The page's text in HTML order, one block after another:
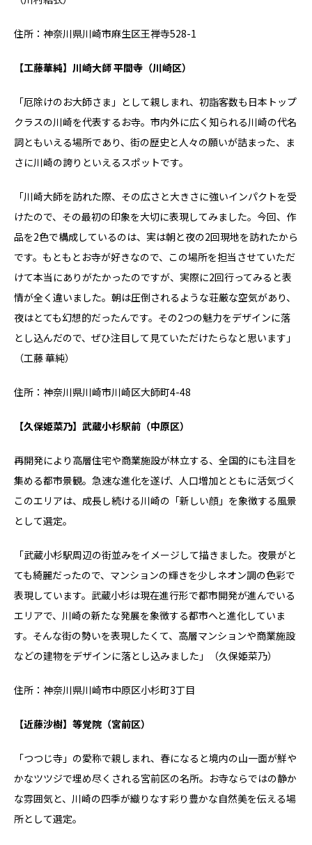
住所：神奈川県川崎市麻生区王禅寺528-1
【工藤華純】川崎大師 平間寺（川崎区）
「厄除けのお大師さま」として親しまれ、初詣客数も日本トップ
クラスの川崎を代表するお寺。市内外に広く知られる川崎の代名
詞ともいえる場所であり、街の歴史と人々の願いが詰まった、ま
さに川崎の誇りといえるスポットです。
「川崎大師を訪れた際、その広さと大きさに強いインパクトを受
けたので、その最初の印象を大切に表現してみました。今回、作
品を2色で構成しているのは、実は朝と夜の2回現地を訪れたから
です。もともとお寺が好きなので、この場所を担当させていただ
けて本当にありがたかったのですが、実際に2回行ってみると表
情が全く違いました。朝は圧倒されるような荘厳な空気があり、
夜はとても幻想的だったんです。その2つの魅力をデザインに落
とし込んだので、ぜひ注目して見ていただけたらなと思います」
（工藤 華純）
住所：神奈川県川崎市川崎区大師町4-48
【久保姫菜乃】武蔵小杉駅前（中原区）
再開発により高層住宅や商業施設が林立する、全国的にも注目を
集める都市景観。急速な進化を遂げ、人口増加とともに活気づく
このエリアは、成長し続ける川崎の「新しい顔」を象徴する風景
として選定。
「武蔵小杉駅周辺の街並みをイメージして描きました。夜景がと
ても綺麗だったので、マンションの輝きを少しネオン調の色彩で
表現しています。武蔵小杉は現在進行形で都市開発が進んでいる
エリアで、川崎の新たな発展を象徴する都市へと進化していま
す。そんな街の勢いを表現したくて、高層マンションや商業施設
などの建物をデザインに落とし込みました」（久保姫菜乃）
住所：神奈川県川崎市中原区小杉町3丁目
【近藤沙樹】等覚院（宮前区）
「つつじ寺」の愛称で親しまれ、春になると境内の山一面が鮮や
かなツツジで埋め尽くされる宮前区の名所。お寺ならではの静か
な雰囲気と、川崎の四季が織りなす彩り豊かな自然美を伝える場
所として選定。